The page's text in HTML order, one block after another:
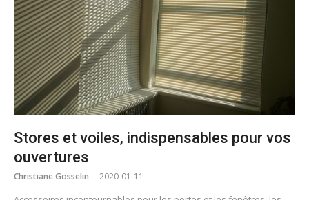
Stores et voiles, indispensables pour vos
ouvertures
Christiane Gosselin 2020-01-11